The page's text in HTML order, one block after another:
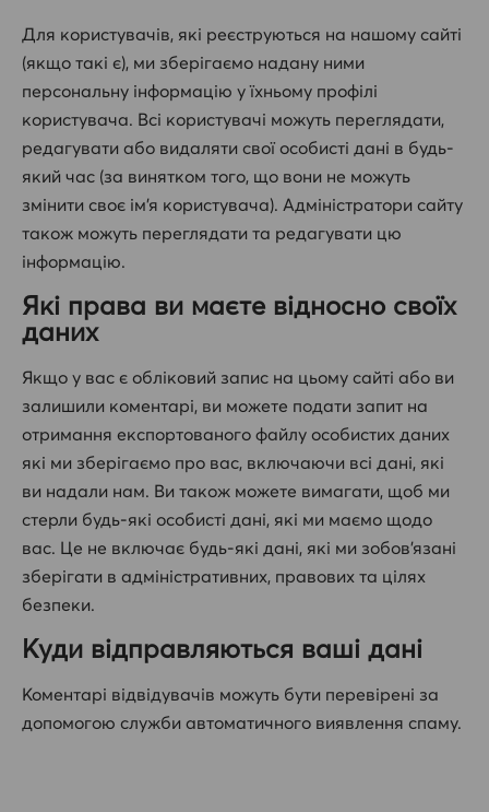
Для користувачів, які реєструються на нашому сайті
(якщо такі є), ми зберігаємо надану ними
персональну інформацію у їхньому профілі
користувача. Всі користувачі можуть переглядати,
редагувати або видаляти свої особисті дані в будь-
який час (за винятком того, що вони не можуть
змінити своє ім’я користувача). Адміністратори сайту
також можуть переглядати та редагувати цю
інформацію.
Які права ви маєте відносно своїх
даних
Якщо у вас є обліковий запис на цьому сайті або ви
залишили коментарі, ви можете подати запит на
отримання експортованого файлу особистих даних
які ми зберігаємо про вас, включаючи всі дані, які
ви надали нам. Ви також можете вимагати, щоб ми
стерли будь-які особисті дані, які ми маємо щодо
вас. Це не включає будь-які дані, які ми зобов’язані
зберігати в адміністративних, правових та цілях
безпеки.
Куди відправляються ваші дані
Коментарі відвідувачів можуть бути перевірені за
допомогою служби автоматичного виявлення спаму.